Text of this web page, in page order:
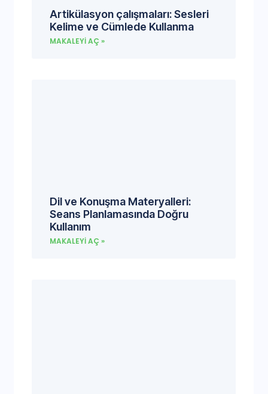
Artikülasyon çalışmaları: Sesleri
Kelime ve Cümlede Kullanma
MAKALEYI AÇ »
Dil ve Konuşma Materyalleri:
Seans Planlamasında Doğru
Kullanım
MAKALEYI AÇ »